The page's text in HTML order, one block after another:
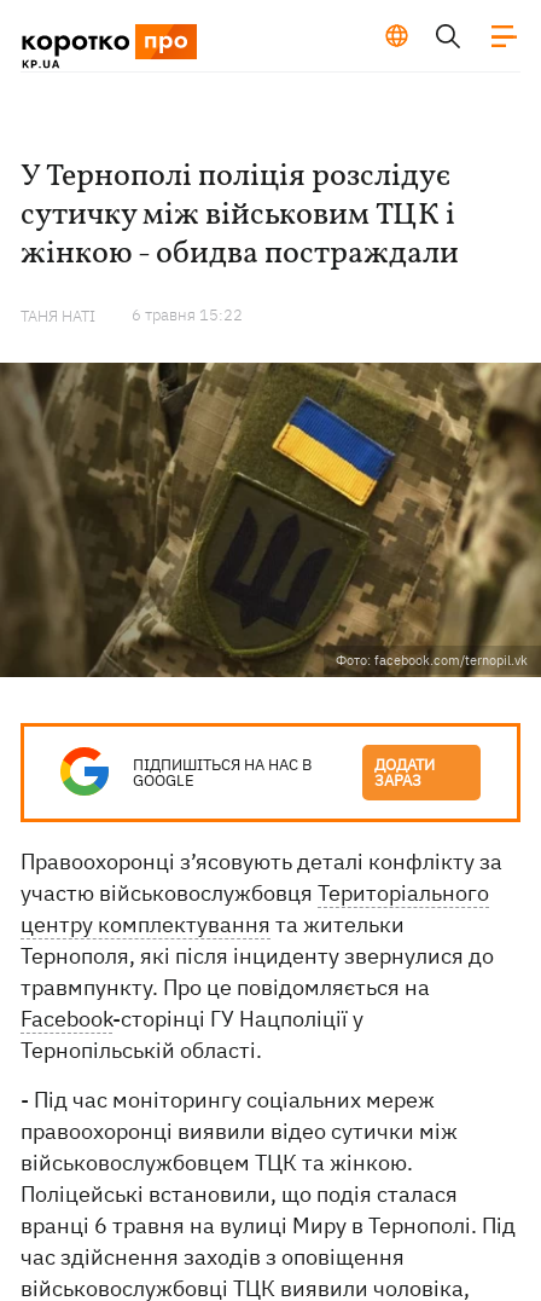
У Тернополі поліція розслідує
сутичку між військовим ТЦК і
жінкою - обидва постраждали
ТАНЯ НАТІ 6 травня 15:22
Фото: facebook.com/ternopil.vk
ПІДПИШІТЬСЯ НА НАС В
GOOGLE
ДОДАТИ
ЗАРАЗ
Правоохоронці з’ясовують деталі конфлікту за
участю військовослужбовцяТериторіального
центру комплектування та жительки
Тернополя, які після інциденту звернулися до
травмпункту. Про це повідомляється на
Facebook-сторінці ГУ Нацполіції у
Тернопільській області.
- Під час моніторингу соціальних мереж
правоохоронці виявили відео сутички між
військовослужбовцем ТЦК та жінкою.
Поліцейські встановили, що подія сталася
вранці 6 травня на вулиці Миру в Тернополі. Під
час здійснення заходів з оповіщення
військовослужбовці ТЦК виявили чоловіка,